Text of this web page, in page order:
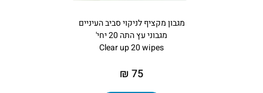
מגבון מקציף לניקוי סביב העיניים
מגבוני עץ התה 20 יחי'
Clear up 20 wipes
75 ₪